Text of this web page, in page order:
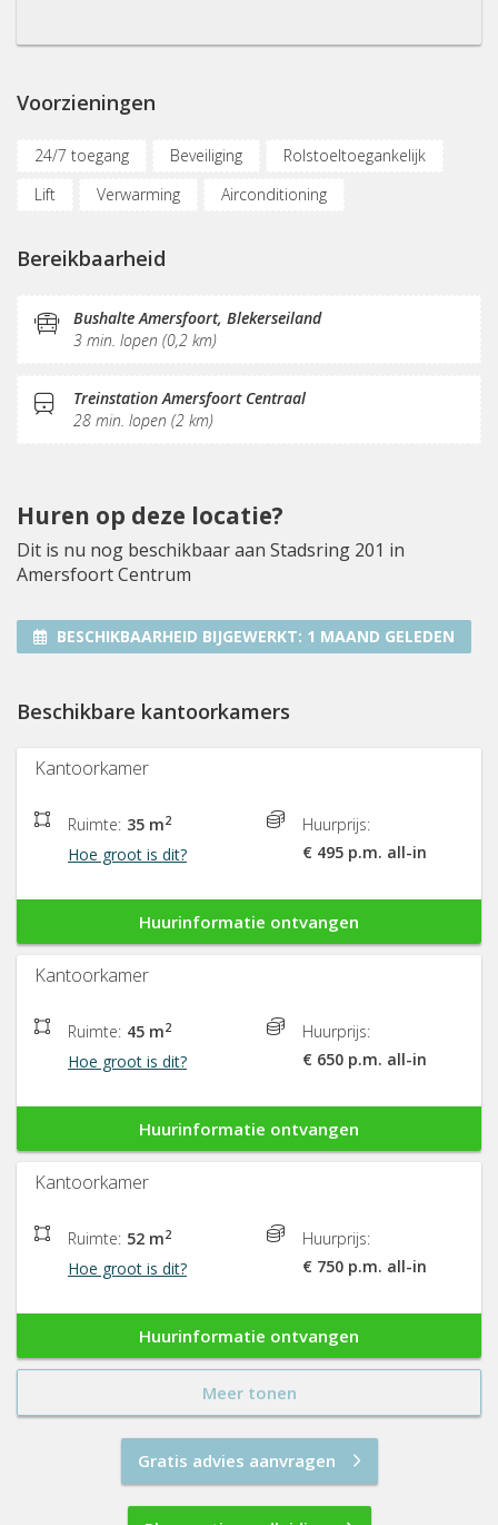
Voorzieningen
24/7 toegang Beveiliging
Rolstoeltoegankelijk
Lift
Verwarming
Airconditioning
Fietsenstalling
Belruimte
Internetmogelijkheden
KVK-inschrijving
Koffie/thee
Pantry
Schoonmaak
Bereikbaarheid
Bushalte Amersfoort, Blekerseiland
3 min. lopen (0,2 km)
Treinstation Amersfoort Centraal
28 min. lopen (2 km)
Huren op deze locatie?
Dit is nu nog beschikbaar aan Stadsring 201 in
Amersfoort Centrum
BESCHIKBAARHEID BIJGEWERKT: 1 MAAND GELEDEN
Beschikbare kantoorkamers
Kantoorkamer
Ruimte: 35 m2
Hoe groot is dit?
Huurprijs:
€ 495 p.m. all-in
Huurinformatie ontvangen
Kantoorkamer
Ruimte: 45 m2
Hoe groot is dit?
Huurprijs:
€ 650 p.m. all-in
Huurinformatie ontvangen
Kantoorkamer
Ruimte: 52 m2
Hoe groot is dit?
Huurprijs:
€ 750 p.m. all-in
Huurinformatie ontvangen
Meer tonen
Gratis advies aanvragen